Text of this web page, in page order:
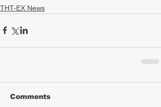
THT-EX News
Comments